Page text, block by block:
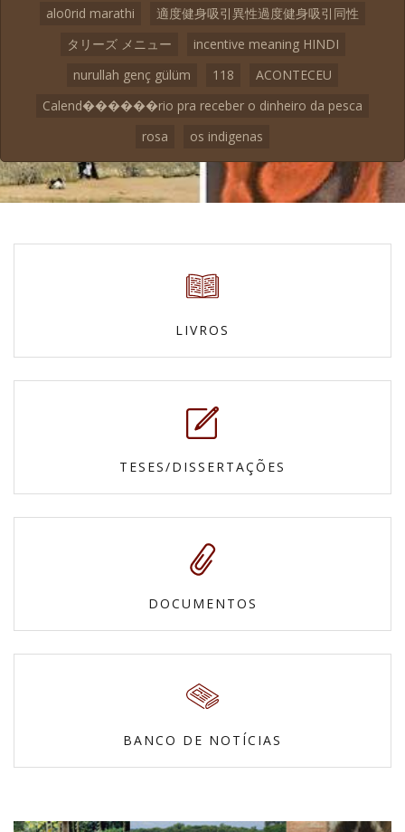
alo0rid marathi
適度健身吸引異性過度健身吸引同性
タリーズ メニュー
incentive meaning HINDI
nurullah genç gülüm
118
ACONTECEU
Calend������rio pra receber o dinheiro da pesca
rosa
os indigenas
LIVROS
TESES/DISSERTAÇÕES
DOCUMENTOS
BANCO DE NOTÍCIAS